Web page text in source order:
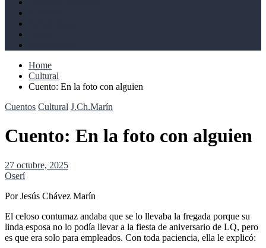
Home
Cultural
Cuento: En la foto con alguien
Cuentos Cultural J.Ch.Marín
Cuento: En la foto con alguien
27 octubre, 2025
Oserí
Por Jesús Chávez Marín
El celoso contumaz andaba que se lo llevaba la fregada porque su
linda esposa no lo podía llevar a la fiesta de aniversario de LQ, pero
es que era solo para empleados. Con toda paciencia, ella le explicó: